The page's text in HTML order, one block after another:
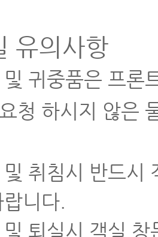
유의사항
및 귀중품은 프론
청 하시지 않은
취침시 반드시
니다.
퇴실시 객실